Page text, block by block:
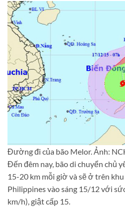
Đường đi của bão Melor. Ảnh:
Đến đêm nay, bão di chuyển chủ
15-20 km mỗi giờ và sẽ ở trên
Philippines vào sáng 15/12 với
km/h), giật cấp 15.